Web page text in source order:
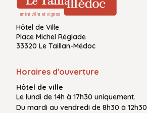
Hôtel de Ville
Place Michel Réglade
33320 Le Taillan-Médoc
Horaires d'ouverture
Hôtel de ville
Le lundi de 14h à 17h30 uniquement.
Du mardi au vendredi de 8h30 à 12h30